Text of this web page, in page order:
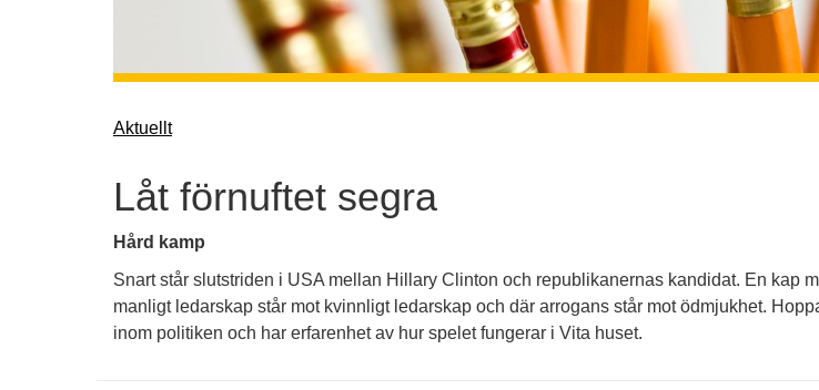
Aktuellt
Låt förnuftet segra
Hård kamp
Snart står slutstriden i USA mellan Hillary Clinton och republikanernas kandidat. En kap
manligt ledarskap står mot kvinnligt ledarskap och där arrogans står mot ödmjukhet.
inom politiken och har erfarenhet av hur spelet fungerar i Vita huset.